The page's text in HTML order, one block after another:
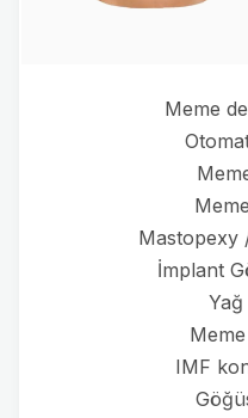
Meme
Mastopexy
İmplant
IMF